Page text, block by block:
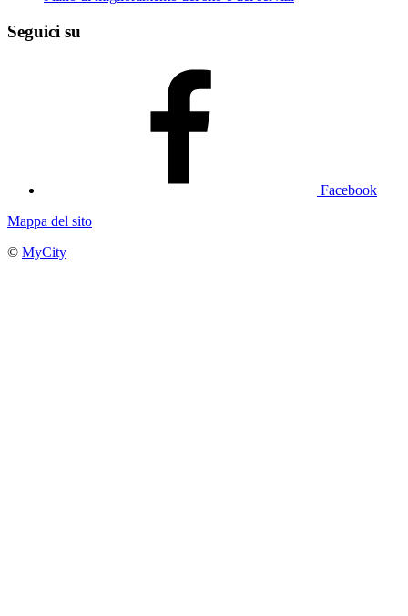
Seguici su
Facebook
Mappa del sito
© MyCity